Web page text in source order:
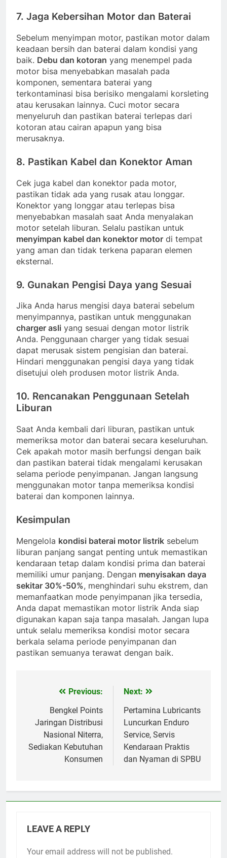
7. Jaga Kebersihan Motor dan Baterai
Sebelum menyimpan motor, pastikan motor dalam
keadaan bersih dan baterai dalam kondisi yang
baik. Debu dan kotoran yang menempel pada
motor bisa menyebabkan masalah pada
komponen, sementara baterai yang
terkontaminasi bisa berisiko mengalami korsleting
atau kerusakan lainnya. Cuci motor secara
menyeluruh dan pastikan baterai terlepas dari
kotoran atau cairan apapun yang bisa
merusaknya.
8. Pastikan Kabel dan Konektor Aman
Cek juga kabel dan konektor pada motor,
pastikan tidak ada yang rusak atau longgar.
Konektor yang longgar atau terlepas bisa
menyebabkan masalah saat Anda menyalakan
motor setelah liburan. Selalu pastikan untuk
menyimpan kabel dan konektor motor di tempat
yang aman dan tidak terkena paparan elemen
eksternal.
9. Gunakan Pengisi Daya yang Sesuai
Jika Anda harus mengisi daya baterai sebelum
menyimpannya, pastikan untuk menggunakan
charger asli yang sesuai dengan motor listrik
Anda. Penggunaan charger yang tidak sesuai
dapat merusak sistem pengisian dan baterai.
Hindari menggunakan pengisi daya yang tidak
disetujui oleh produsen motor listrik Anda.
10. Rencanakan Penggunaan Setelah
Liburan
Saat Anda kembali dari liburan, pastikan untuk
memeriksa motor dan baterai secara keseluruhan.
Cek apakah motor masih berfungsi dengan baik
dan pastikan baterai tidak mengalami kerusakan
selama periode penyimpanan. Jangan langsung
menggunakan motor tanpa memeriksa kondisi
baterai dan komponen lainnya.
Kesimpulan
Mengelola kondisi baterai motor listrik sebelum
liburan panjang sangat penting untuk memastikan
kendaraan tetap dalam kondisi prima dan baterai
memiliki umur panjang. Dengan menyisakan daya
sekitar 30%-50%, menghindari suhu ekstrem, dan
memanfaatkan mode penyimpanan jika tersedia,
Anda dapat memastikan motor listrik Anda siap
digunakan kapan saja tanpa masalah. Jangan lupa
untuk selalu memeriksa kondisi motor secara
berkala selama periode penyimpanan dan
pastikan semuanya terawat dengan baik.
navigation
Previous:
Bengkel Points
Jaringan Distribusi
Nasional Niterra,
Sediakan Kebutuhan
Konsumen
Next:
Pertamina Lubricants
Luncurkan Enduro
Service, Servis
Kendaraan Praktis
dan Nyaman di SPBU
LEAVE A REPLY
Your email address will not be published.